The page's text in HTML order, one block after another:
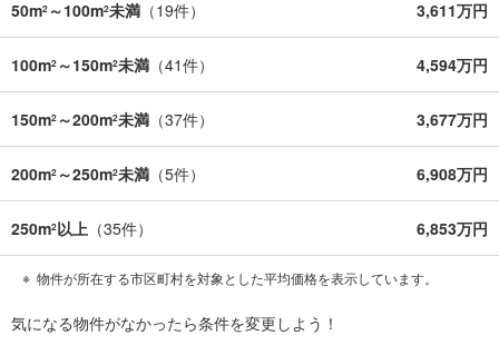
50m2 ～100m2未満 （19件） 3,611万円
100m2 ～150m2未満 （41件） 4,594万円
150m2 ～200m2未満 （37件） 3,677万円
200m2 ～250m2未満 （5件） 6,908万円
250m2以上 （35件） 6,853万円
物件が所在する市区町村を対象とした平均価格を表示しています。
気になる物件がなかったら条件を変更しよう！